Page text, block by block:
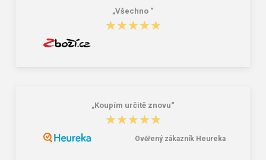
„Všechno “
★★★★★
★★★★★
„Koupím určitě znovu“
★★★★★
★★★★★
Ověřený zákazník Heureka